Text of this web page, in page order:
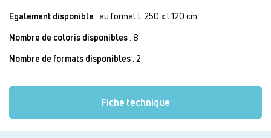
Egalement disponible : au format L 250 x l 120 cm
Nombre de coloris disponibles : 8
Nombre de formats disponibles : 2
Fiche technique